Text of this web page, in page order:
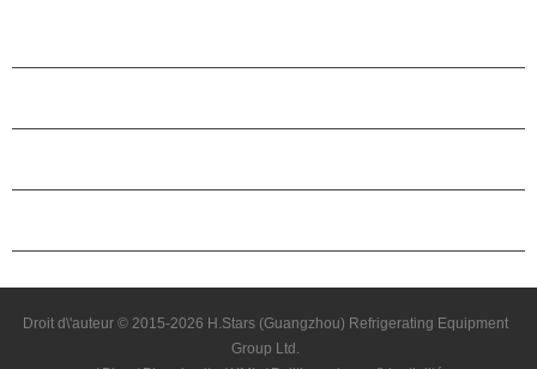
Droit d\'auteur © 2015-2026 H.Stars (Guangzhou) Refrigerating Equipment
Group Ltd.